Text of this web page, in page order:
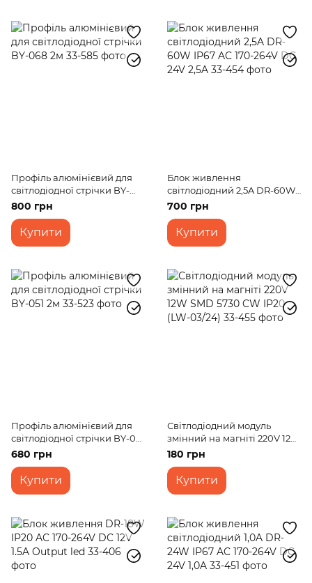
Профіль алюмінієвий для
світлодіодної стрічки BY-
068 2м
800 грн
Купити
Блок живлення
світлодіодний 2,5A DR-60W
IP67 AC 170-264V DC 24V 2,5A
700 грн
Купити
Профіль алюмінієвий для
світлодіодної стрічки BY-051
2м
680 грн
Купити
Світлодіодний модуль
змінний на магніті 220V 12W
SMD 5730 CW IP20 (LW-
03/24)
180 грн
Купити